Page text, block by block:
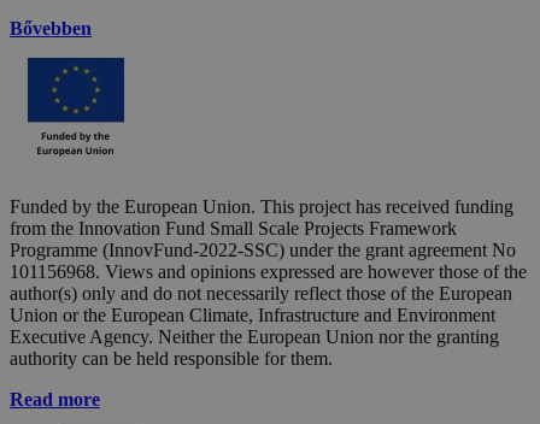
Bővebben
Funded by the European Union. This project has received funding
from the Innovation Fund Small Scale Projects Framework
Programme (InnovFund-2022-SSC) under the grant agreement No
101156968. Views and opinions expressed are however those of the
author(s) only and do not necessarily reflect those of the European
Union or the European Climate, Infrastructure and Environment
Executive Agency. Neither the European Union nor the granting
authority can be held responsible for them.
Read more